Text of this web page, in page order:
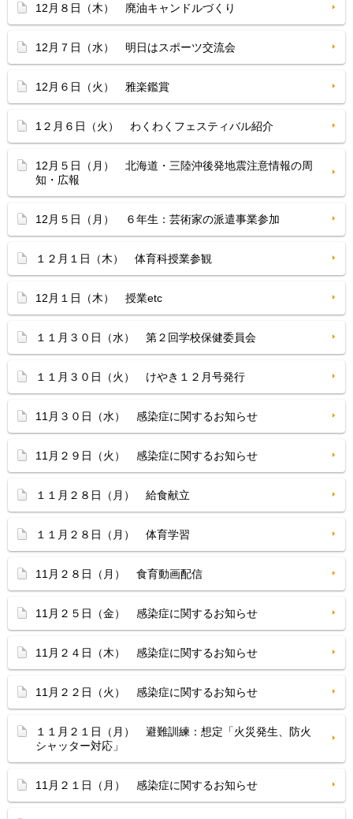
12月８日（木） 廃油キャンドルづくり
12月７日（水） 明日はスポーツ交流会
12月６日（火） 雅楽鑑賞
1２月６日（火） わくわくフェスティバル紹介
12月５日（月） 北海道・三陸沖後発地震注意情報の周
知・広報
12月５日（月） ６年生：芸術家の派遣事業参加
１２月１日（木） 体育科授業参観
12月１日（木） 授業etc
１１月３０日（水） 第２回学校保健委員会
１１月３０日（火） けやき１２月号発行
11月３０日（水） 感染症に関するお知らせ
11月２９日（火） 感染症に関するお知らせ
１１月２８日（月） 給食献立
１１月２８日（月） 体育学習
11月２８日（月） 食育動画配信
11月２５日（金） 感染症に関するお知らせ
11月２４日（木） 感染症に関するお知らせ
11月２２日（火） 感染症に関するお知らせ
１１月２１日（月） 避難訓練：想定「火災発生、防火
シャッター対応」
11月２１日（月） 感染症に関するお知らせ